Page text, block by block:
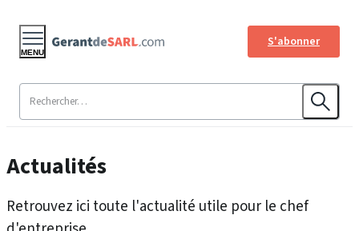
S'abonner
MENU
Actualités
Retrouvez ici toute l'actualité utile pour le chef